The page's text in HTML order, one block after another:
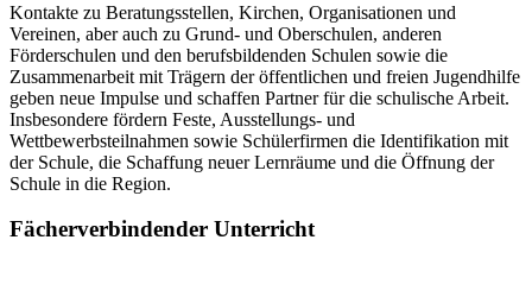
Kontakte zu Beratungsstellen, Kirchen, Organisationen und
Vereinen, aber auch zu Grund- und Oberschulen, anderen
Förderschulen und den berufsbildenden Schulen sowie die
Zusammenarbeit mit Trägern der öffentlichen und freien Jugendhilfe
geben neue Impulse und schaffen Partner für die schulische Arbeit.
Insbesondere fördern Feste, Ausstellungs- und
Wettbewerbsteilnahmen sowie Schülerfirmen die Identifikation mit
der Schule, die Schaffung neuer Lernräume und die Öffnung der
Schule in die Region.
Fächerverbindender Unterricht